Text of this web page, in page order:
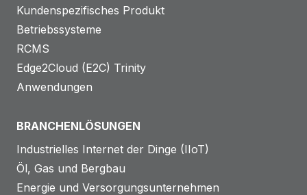
Kundenspezifisches Produkt
Betriebssysteme
RCMS
Edge2Cloud (E2C) Trinity
Anwendungen
BRANCHENLÖSUNGEN
Industrielles Internet der Dinge (IIoT)
Öl, Gas und Bergbau
Energie und Versorgungsunternehmen